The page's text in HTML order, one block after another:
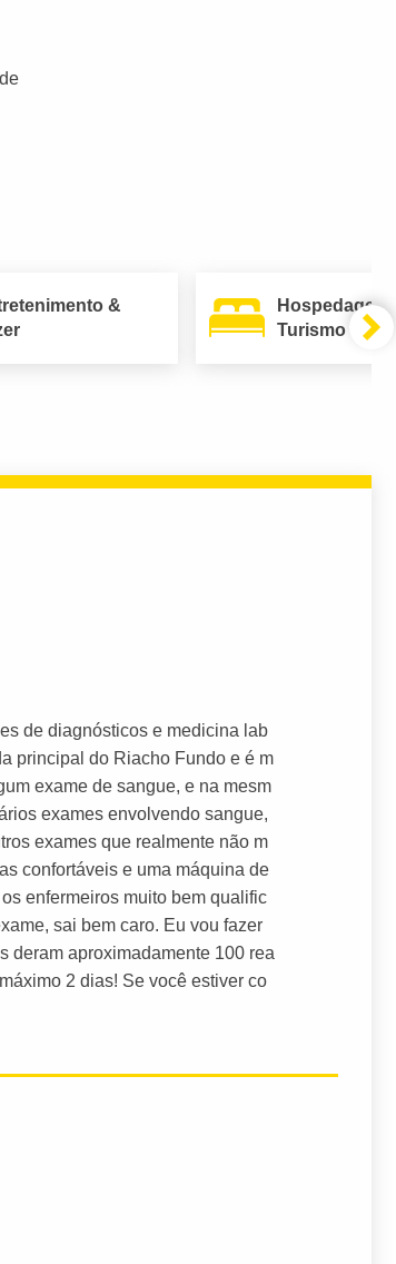
&
Hospedagem
Turismo
de diagnósticos e medicina lab
principal do Riacho Fundo e é m
exame de sangue, e na mesm
exames envolvendo sangue,
exames que realmente não m
confortáveis e uma máquina de
enfermeiros muito bem qualific
sai bem caro. Eu vou fazer
deram aproximadamente 100 rea
2 dias! Se você estiver co